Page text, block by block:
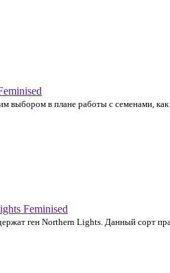
выбором в плане работы с семенами,
Feminised
ген Northern Lights. Данный сорт